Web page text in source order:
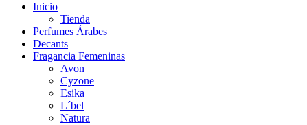
Inicio
Tienda
Perfumes Árabes
Decants
Fragancia Femeninas
Avon
Cyzone
Esika
L´bel
Natura